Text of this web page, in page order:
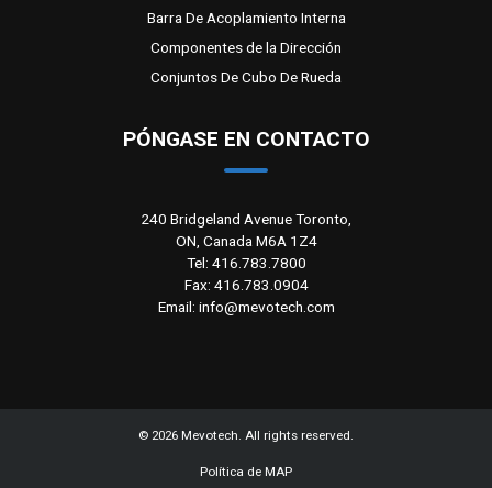
Barra De Acoplamiento Interna
Componentes de la Dirección
Conjuntos De Cubo De Rueda
PÓNGASE EN CONTACTO
240 Bridgeland Avenue Toronto,
ON, Canada M6A 1Z4
Tel: 416.783.7800
Fax: 416.783.0904
Email: info@mevotech.com
© 2026 Mevotech. All rights reserved.
Política de MAP